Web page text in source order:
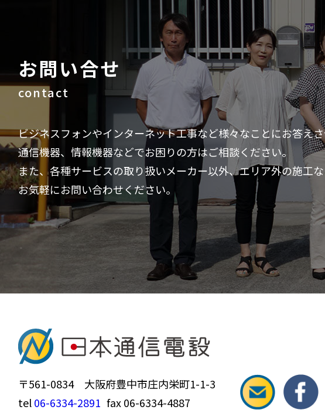
お問い合せ
contact
ビジネスフォンやインターネット工事など様々なことにお答えさ
通信機器、情報機器などでお困りの方はご相談ください。
また、各種サービスの取り扱いメーカー以外、エリア外の施工
お気軽にお問い合わせください。
〒561-0834 大阪府豊中市庄内栄町1-1-3
tel06-6334-2891 fax 06-6334-4887